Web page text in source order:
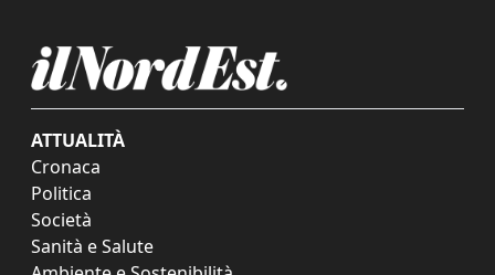
ATTUALITÀ
Cronaca
Politica
Società
Sanità e Salute